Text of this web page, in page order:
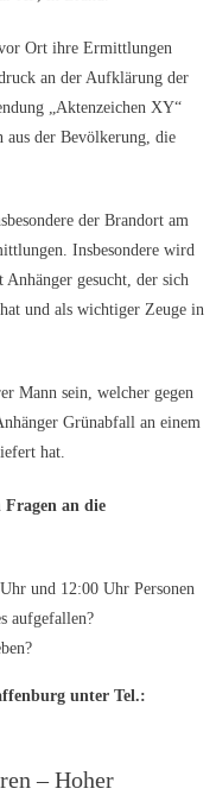
Ort ihre Ermittlungen
an der Aufklärung der
„Aktenzeichen XY“
aus der Bevölkerung, die
der Brandort am
Insbesondere wird
Anhänger gesucht, der sich
und als wichtiger Zeuge in
Mann sein, welcher gegen
Grünabfall an einem
hat.
an die
und 12:00 Uhr Personen
aufgefallen?
unter Tel.:
– Hoher